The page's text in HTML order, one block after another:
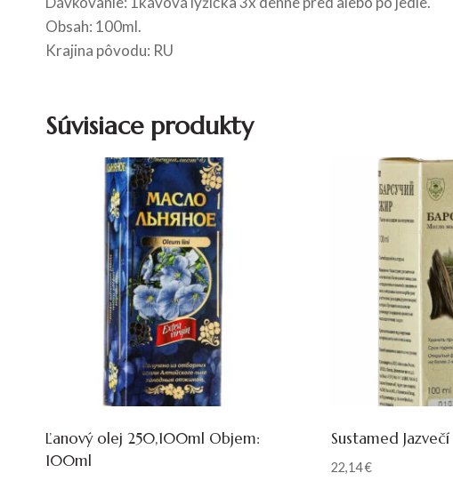
Obsah: 100ml.
Krajina pôvodu: RU
Súvisiace produkty
Ľanový olej 250,100ml Objem:
100ml
Sustamed
22,14€